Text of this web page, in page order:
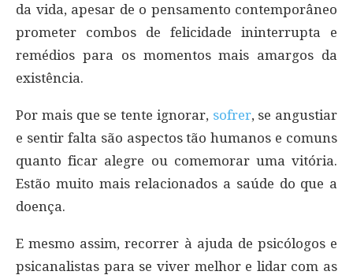
da vida, apesar de o pensamento contemporâneo
prometer combos de felicidade ininterrupta e
remédios para os momentos mais amargos da
existência.
Por mais que se tente ignorar, sofrer, se angustiar
e sentir falta são aspectos tão humanos e comuns
quanto ficar alegre ou comemorar uma vitória.
Estão muito mais relacionados a saúde do que a
doença.
E mesmo assim, recorrer à ajuda de psicólogos e
psicanalistas para se viver melhor e lidar com as